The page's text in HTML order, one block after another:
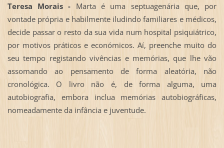
Teresa Morais - Marta é uma septuagenária que, por
vontade própria e habilmente iludindo familiares e médicos,
decide passar o resto da sua vida num hospital psiquiátrico,
por motivos práticos e económicos. Aí, preenche muito do
seu tempo registando vivências e memórias, que lhe vão
assomando ao pensamento de forma aleatória, não
cronológica. O livro não é, de forma alguma, uma
autobiografia, embora inclua memórias autobiográficas,
nomeadamente da infância e juventude.